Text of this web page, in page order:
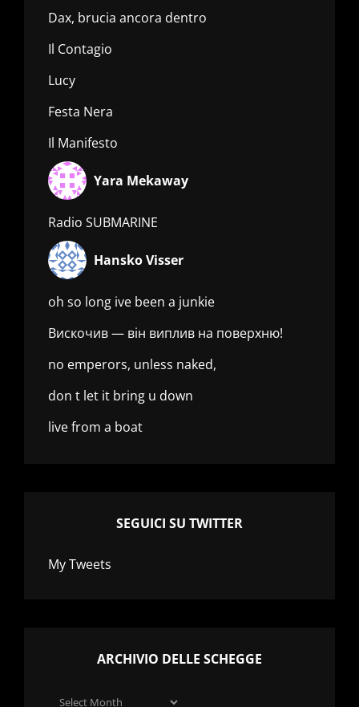
Dax, brucia ancora dentro
Il Contagio
Lucy
Festa Nera
Il Manifesto
Yara Mekaway
Radio SUBMARINE
Hansko Visser
oh so long ive been a junkie
Вискочив — він виплив на поверхню!
no emperors, unless naked,
don t let it bring u down
live from a boat
SEGUICI SU TWITTER
My Tweets
ARCHIVIO DELLE SCHEGGE
Archivio